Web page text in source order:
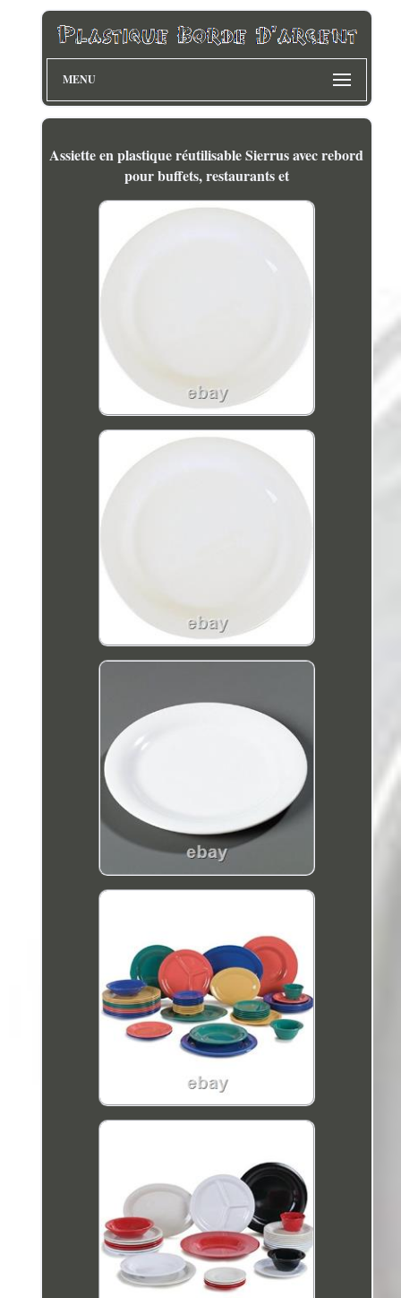
MENU
Assiette en plastique réutilisable Sierrus avec rebord
pour buffets, restaurants et